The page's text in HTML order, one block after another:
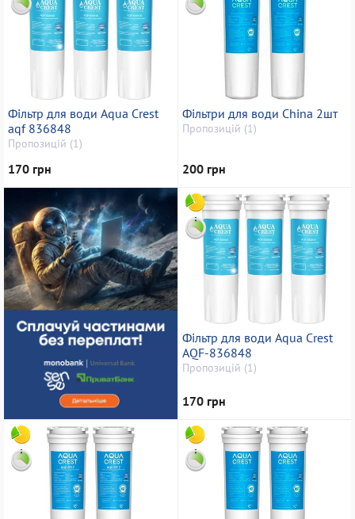
Фільтр для води Aqua Crest
aqf 836848
Пропозицій (1)
170 грн
Фільтри для води China 2шт
Пропозицій (1)
200 грн
Фільтр для води Aqua Crest
AQF-836848
Пропозицій (1)
170 грн